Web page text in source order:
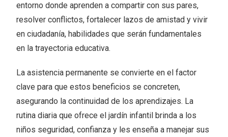
entorno donde aprenden a compartir con sus pares,
resolver conflictos, fortalecer lazos de amistad y vivir
en ciudadanía, habilidades que serán fundamentales
en la trayectoria educativa.
La asistencia permanente se convierte en el factor
clave para que estos beneficios se concreten,
asegurando la continuidad de los aprendizajes. La
rutina diaria que ofrece el jardín infantil brinda a los
niños seguridad, confianza y les enseña a manejar sus